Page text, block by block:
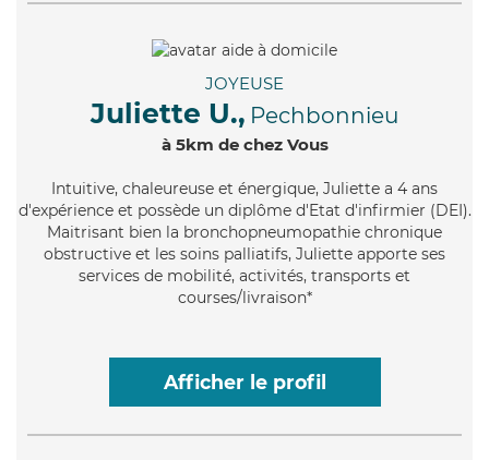
JOYEUSE
Juliette U., Pechbonnieu
à 5km de chez Vous
Intuitive, chaleureuse et énergique, Juliette a 4 ans
d'expérience et possède un diplôme d'Etat d'infirmier (DEI).
Maitrisant bien la bronchopneumopathie chronique
obstructive et les soins palliatifs, Juliette apporte ses
services de mobilité, activités, transports et
courses/livraison*
Afficher le profil